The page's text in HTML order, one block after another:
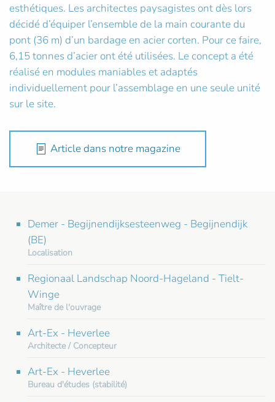
esthétiques. Les architectes paysagistes ont dès lors
décidé d’équiper l’ensemble de la main courante du
pont (36 m) d’un bardage en acier corten. Pour ce faire,
6,15 tonnes d’acier ont été utilisées. Le concept a été
réalisé en modules maniables et adaptés
individuellement pour l’assemblage en une seule unité
sur le site.
Article dans notre magazine
Demer - Begijnendijksesteenweg - Begijnendijk
(BE)
Localisation
Regionaal Landschap Noord-Hageland - Tielt-
Winge
Maître de l'ouvrage
Art-Ex - Heverlee
Architecte / Concepteur
Art-Ex - Heverlee
Bureau d'études (stabilité)